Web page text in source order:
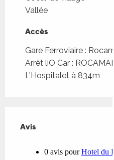
Vallée
Accès
Accès
Gare Ferroviaire :
Arrêt liO Car :
L'Hospitalet à 834m
Avis
Avis